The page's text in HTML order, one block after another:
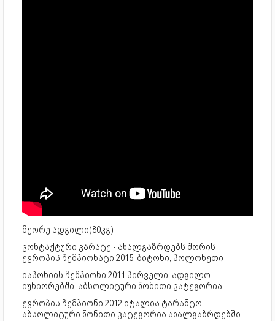
მეორე ადგილი(80კგ)
კონტაქტური კარატე - ახალგაზრდებს შორის
ევროპის ჩემპიონატი 2015, ბიტონი, პოლონეთი
იაპონიის ჩემპიონი 2011 პირველი ადგილო
იუნიორებში. აბსოლიტური წონითი კატეგორია
ევროპის ჩემპიონი 2012 იტალია ტარანტო.
აბსოლიტური წონითი კატეგორია ახალგაზრდებში.